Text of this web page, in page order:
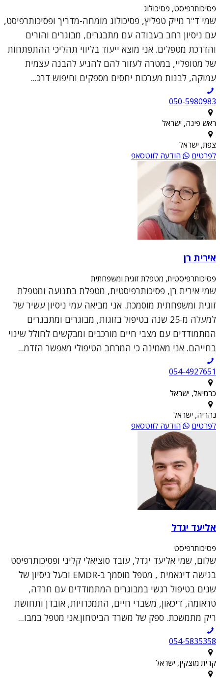
פסיכותרפיסט, פסיכולוג
שמי ד"ר מייק טפליץ, פסיכולוג מומחה-מדריך ופסיכותרפיסט,
עם ניסיון רחב בעבודה עם מתבגרים, מבוגרים והורים
והדרכת מטפלים. אני מוצא ייעוד בליווי תהליכי ההתפתחות
של מטופליי, במטרה לעזור להם להגיע להבנה עצמית
עמוקה, לבנות מערכות יחסים מספקים וחיפוש דרכ...
050-5980983
ראש פינה, ישראל
צפת, ישראל
לפרטים
הודעה לווטסאפ
אירית רן
פסיכותרפיסטית, מטפלת זוגית ומשפחתית
שמי אירית רן, פסיכותרפיסטית, מטפלת בתנועה ומטפלת
זוגית ומשפחתית מוסמכת. אני מביאה עמי ניסיון עשיר של
למעלה מ-25 שנה בטיפול בזוגות, מבוגרים ומתבגרים
המתמודדים עם מצבי חיים מורכבים ומבקשים לחולל שינוי
בחייהם. אני מאמינה כי המרחב הטיפולי מאפשר הזדמ...
054-4927651
כרמיאל, ישראל
נהריה, ישראל
לפרטים
הודעה לווטסאפ
אליעד יגדל
פסיכותרפיסט
שלום, שמי אליעד יגדל, עובד סוציאלי קליני ופסיכותרפיסט
בגישה דינאמית , מטפל מוסמך ב-EMDR ובעל ניסיון של
שנים בטיפול רגשי במבוגרים המתמודדים עם חרדה,
טראומה, דיכאון, משברי חיים, התמכרויות, אובדן ותחושת
ריק מתמשכת. ספק של משרד הביטחון.אני מטפל במבו...
054-5835358
קרית מוצקין, ישראל